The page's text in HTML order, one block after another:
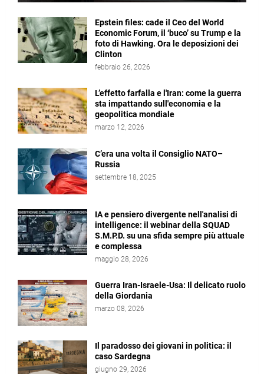
Epstein files: cade il Ceo del World
Economic Forum, il ‘buco’ su Trump e la
foto di Hawking. Ora le deposizioni dei
Clinton
febbraio 26, 2026
L’effetto farfalla e l'Iran: come la guerra
sta impattando sull'economia e la
geopolitica mondiale
marzo 12, 2026
C’era una volta il Consiglio NATO–
Russia
settembre 18, 2025
IA e pensiero divergente nell'analisi di
intelligence: il webinar della SQUAD
S.M.P.D. su una sfida sempre più attuale
e complessa
maggio 28, 2026
Guerra Iran-Israele-Usa: Il delicato ruolo
della Giordania
marzo 08, 2026
Il paradosso dei giovani in politica: il
caso Sardegna
giugno 29, 2026